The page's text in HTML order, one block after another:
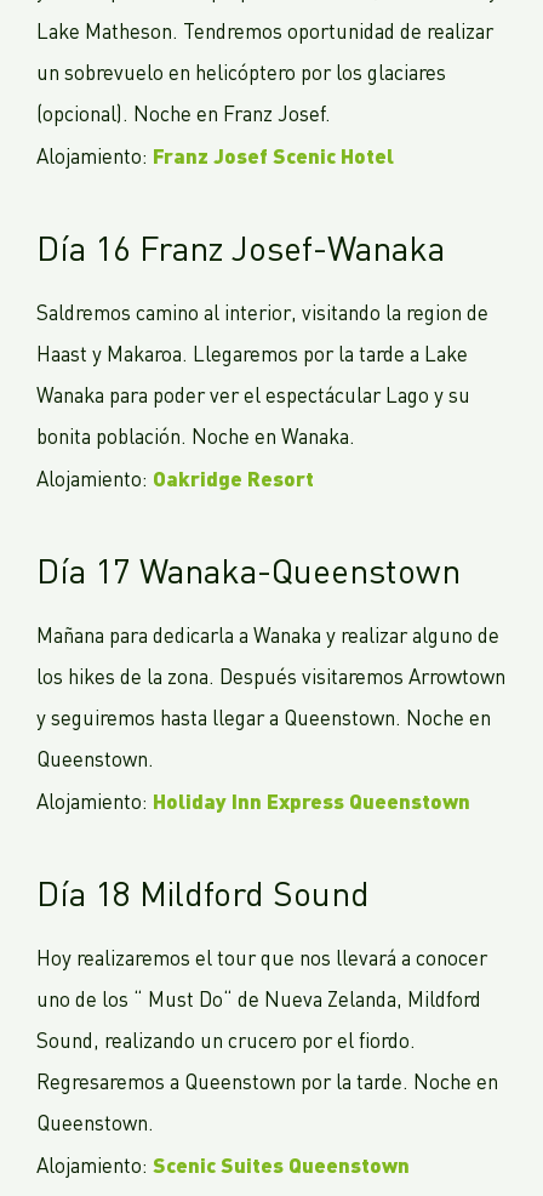
Lake Matheson. Tendremos oportunidad de realizar
un sobrevuelo en helicóptero por los glaciares
(opcional). Noche en Franz Josef.
Alojamiento: Franz Josef Scenic Hotel
Día 16 Franz Josef-Wanaka
Saldremos camino al interior, visitando la region de
Haast y Makaroa. Llegaremos por la tarde a Lake
Wanaka para poder ver el espectácular Lago y su
bonita población. Noche en Wanaka.
Alojamiento: Oakridge Resort
Día 17 Wanaka-Queenstown
Mañana para dedicarla a Wanaka y realizar alguno de
los hikes de la zona. Después visitaremos Arrowtown
y seguiremos hasta llegar a Queenstown. Noche en
Queenstown.
Alojamiento: Holiday Inn Express Queenstown
Día 18 Mildford Sound
Hoy realizaremos el tour que nos llevará a conocer
uno de los “ Must Do“ de Nueva Zelanda, Mildford
Sound, realizando un crucero por el fiordo.
Regresaremos a Queenstown por la tarde. Noche en
Queenstown.
Alojamiento: Scenic Suites Queenstown